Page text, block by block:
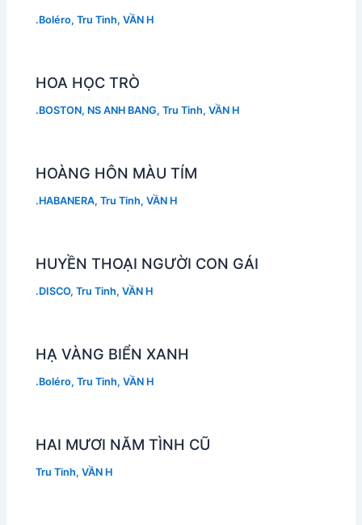
.Boléro,Tru Tinh,VẦN H
HOA HỌC TRÒ
.BOSTON, NS ANH BANG,Tru Tinh,VẦN H
HOÀNG HÔN MÀU TÍM
.HABANERA,Tru Tinh,VẦN H
HUYỀN THOẠI NGƯỜI CON GÁI
.DISCO,Tru Tinh,VẦN H
HẠ VÀNG BIỂN XANH
.Boléro,Tru Tinh,VẦN H
HAI MƯƠI NĂM TÌNH CŨ
Tru Tinh,VẦN H